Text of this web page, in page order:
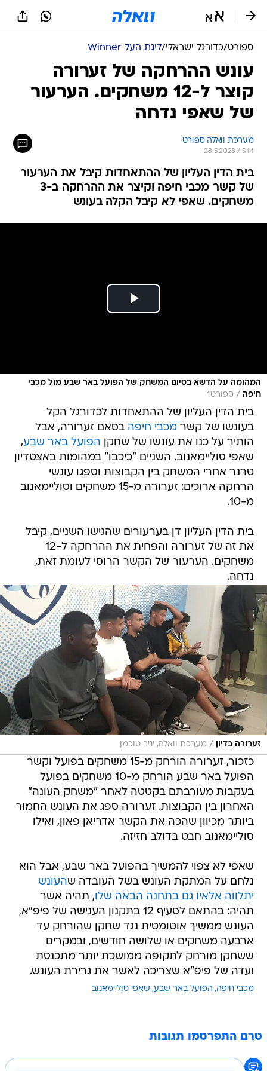
ספורט/כדורגל ישראלי/ליגת העל Winner
עונש ההרחקה של זערורה
קוצר ל-12 משחקים. הערעור
של שאפי נדחה
מערכת וואלה ספורט
28.5.2023 / 5:14
בית הדין העליון של ההתאחדות קיבל את הערעור
של קשר מכבי חיפה וקיצר את ההרחקה ב-3
משחקים. שאפי לא קיבל הקלה בעונש
המהומה על הדשא בסיום המשחק של הפועל באר שבע מול מכבי
חיפה / ספורט1
בית הדין העליון של ההתאחדות לכדורגל הקל
בעונשו של קשרמכבי חיפה בסאם זערורה, אבל
הותיר על כנו את עונשו של שחקן הפועל באר שבע,
שאפי סוליימאנוב. השניים "כיכבו" במהומות באצטדיון
טרנר אחרי המשחק בין הקבוצות וספגו עונשי
הרחקה ארוכים: זערורה מ-15 משחקים וסוליימאנוב
מ-10.
בית הדין העליון דן בערעורים שהגישו השניים, קיבל
את זה של זערורה והפחית את ההרחקה ל-12
משחקים. הערעור של הקשר הרוסי לעומת זאת,
נדחה.
זערורה בדיון / מערכת וואלה, יניב טוכמן
כזכור, זערורה הורחק מ-15 משחקים בפועל וקשר
הפועל באר שבע הורחק מ-10 משחקים בפועל
בעקבות מעורבתם בקטטה לאחר "משחק העונה"
האחרון בין הקבוצות. זערורה ספג את העונש החמור
ביותר מכיוון שהכה את הקשר אדריאן פאון, ואילו
סוליימאנוב חבט בדולב חזיזה.
שאפי לא צפוי להמשיך בהפועל באר שבע, אבל הוא
נלחם על המתקת העונש בשל העובדה שהעונש
יתלווה אלאיו גם בתחנה הבאה שלו, תהיה אשר
תהיה: בהתאם לסעיף 12 בתקנון הענישה של פיפ"א,
העונש ממשיך אוטומטית נגד שחקן שהורחק עד
ארבעה משחקים או שלושה חודשים, ובמקרים
ששחקן מורחק לתקופה ממושכת יותר מתכנסת
ועדה של פיפ"א שצריכה לאשר את גרירת העונש.
מכבי חיפה הפועל באר שבע שאפי סוליימאנוב
טרם התפרסמו תגובות